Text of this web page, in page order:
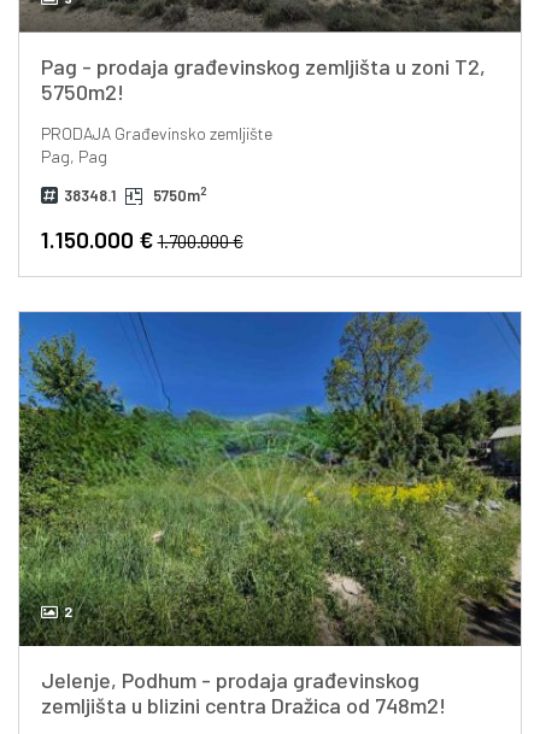
Pag - prodaja građevinskog zemljišta u zoni T2,
5750m2!
PRODAJAGrađevinsko zemljište
Pag, Pag
38348.1 5750m2
1.150.000 €1.700.000 €
2
Jelenje, Podhum - prodaja građevinskog
zemljišta u blizini centra Dražica od 748m2!